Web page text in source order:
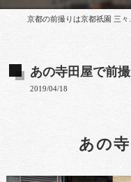
あの寺田屋で前撮
2019/04/18
あの